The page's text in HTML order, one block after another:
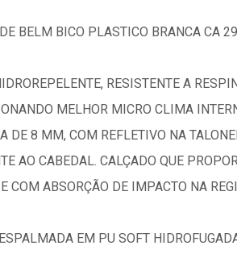
BELM BICO PLASTICO BRANCA CA
RESISTENTE A
MELHOR MICRO CLIMA
8 MM, COM REFLETIVO NA
AO CABEDAL. CALÇADO QUE
COM ABSORÇÃO DE IMPACTO NA
EM PU SOFT